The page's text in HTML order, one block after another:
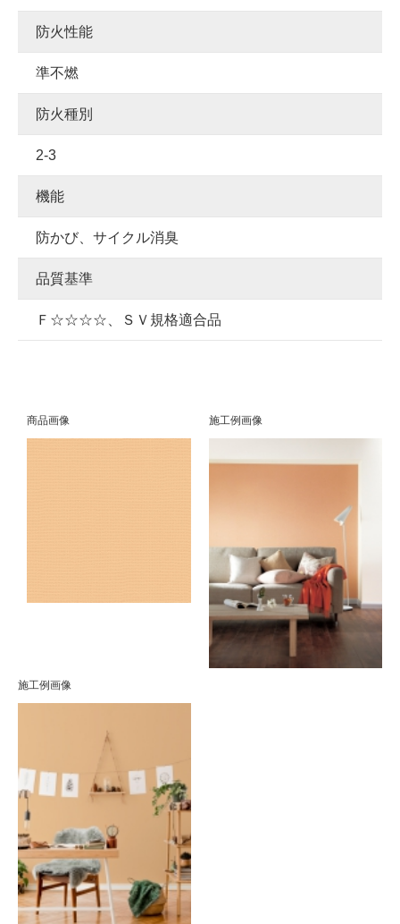
防火性能
準不燃
防火種別
2-3
機能
防かび、サイクル消臭
品質基準
Ｆ☆☆☆☆、ＳＶ規格適合品
商品画像 施工例画像
施工例画像